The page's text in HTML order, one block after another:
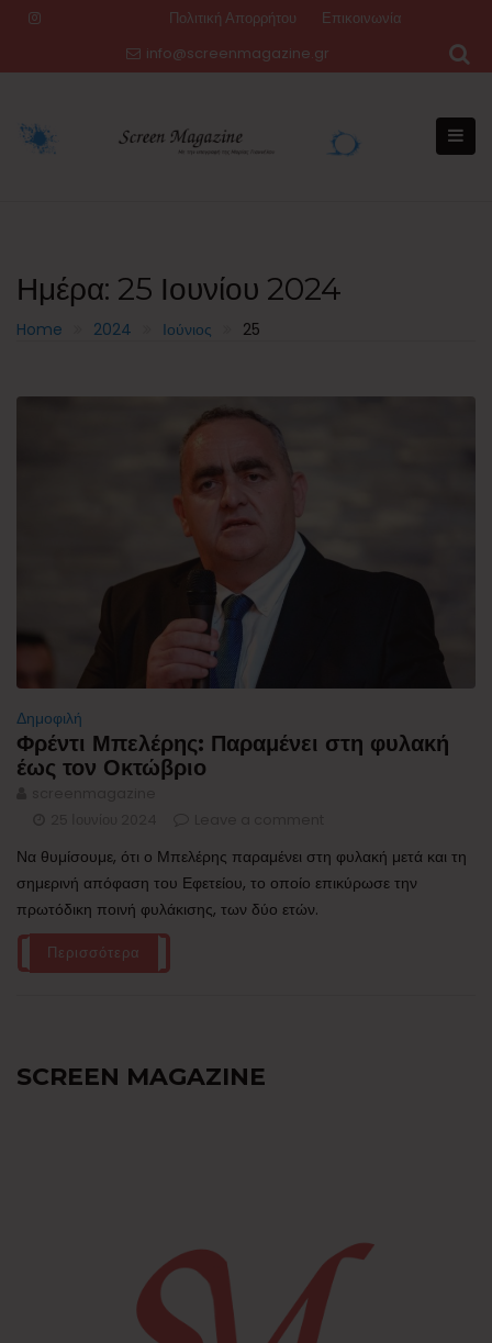
Πολιτική Απορρήτου
Επικοινωνία
info@screenmagazine.gr
Ημέρα: 25 Ιουνίου 2024
Home 2024 Ιούνιος 25
Δημοφιλή
Φρέντι Μπελέρης: Παραμένει στη φυλακή
έως τον Οκτώβριο
Να θυμίσουμε, ότι ο Μπελέρης παραμένει στη φυλακή μετά και τη
σημερινή απόφαση του Εφετείου, το οποίο επικύρωσε την
πρωτόδικη ποινή φυλάκισης, των δύο ετών.
Περισσότερα
SCREEN MAGAZINE